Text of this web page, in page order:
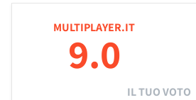
MULTIPLAYER.IT
9.0
IL TUO VOTO